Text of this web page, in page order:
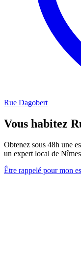
Rue Dagobert
Vous habitez
Obtenez sous 48h une
un expert local de
Être rappelé pour mon